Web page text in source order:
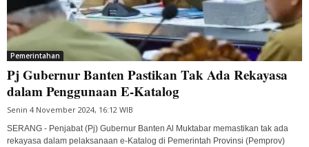
Pemerintahan
Pj Gubernur Banten Pastikan Tak Ada Rekayasa
dalam Penggunaan E-Katalog
Senin 4 November 2024, 16:12 WIB
SERANG - Penjabat (Pj) Gubernur Banten Al Muktabar memastikan tak ada
rekayasa dalam pelaksanaan e-Katalog di Pemerintah Provinsi (Pemprov)